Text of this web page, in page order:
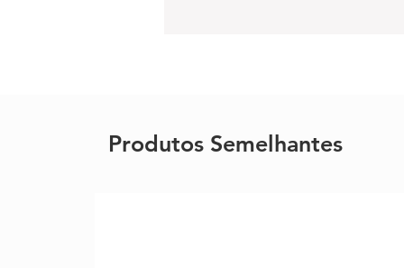
Produtos Semelhantes